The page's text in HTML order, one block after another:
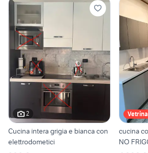
2
Cucina intera grigia e bianca con
elettrodometici
Vetrina
cucina
NO